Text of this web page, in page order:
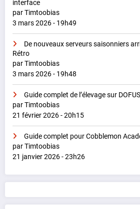
interface
par Timtoobias
3 mars 2026 - 19h49
De nouveaux serveurs saisonniers
Rétro
par Timtoobias
3 mars 2026 - 19h48
Guide complet de l’élevage sur
par Timtoobias
21 février 2026 - 20h15
Guide complet pour Cobblemon
par Timtoobias
21 janvier 2026 - 23h26